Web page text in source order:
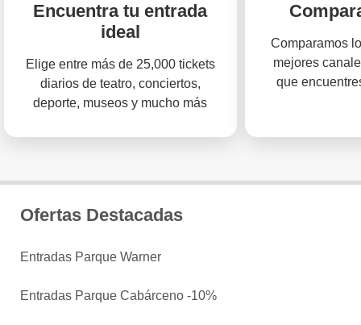
Encuentra tu entrada
ideal
Elige entre más de 25,000 tickets
diarios de teatro, conciertos,
deporte, museos y mucho más
Comparamos
mejores
que
Ofertas Destacadas
Entradas Parque Warner
Entradas Parque Cabárceno -10%